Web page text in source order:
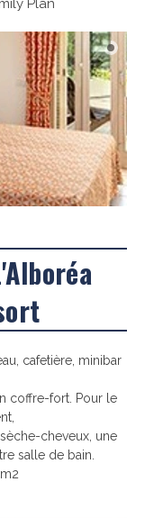
Plan
cafetière, minibar
coffre-fort. Pour le
cheveux, une
salle de bain.